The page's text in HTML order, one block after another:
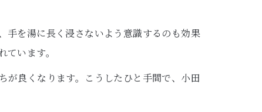
手を湯に長く浸さないよう意識するのも効果
います。
が良くなります。こうしたひと手間で、小田